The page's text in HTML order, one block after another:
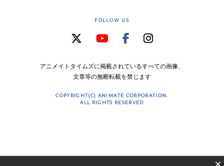
FOLLOW US
アニメイトタイムズに掲載されているすべての画像、
文章等の無断転載を禁じます
COPYRIGHT(C) ANIMATE CORPORATION.
ALL RIGHTS RESERVED